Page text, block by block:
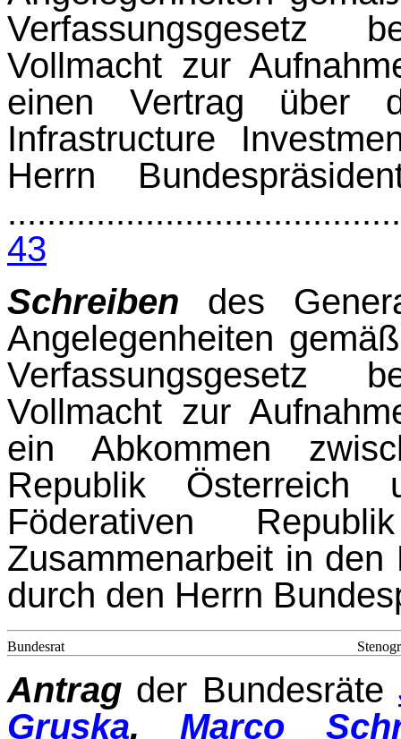
Verfassungsgesetz
Vollmacht zur
einen Vertrag über
Infrastructure
Herrn
43
Schreiben des
Angelegenheiten
Verfassungsgesetz
Vollmacht zur
ein Abkommen
Republik
Föderativen
Zusammenarbeit in
durch den Herrn
Bundesrat
Antrag der Bundesräte
Gruska, Marco